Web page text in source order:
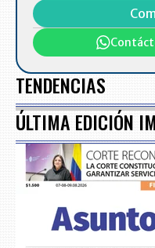
TENDENCIAS
ÚLTIMA EDICIÓN